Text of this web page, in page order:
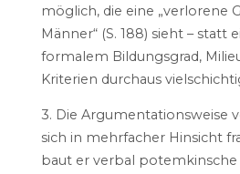
möglich, die eine „verlorene
Männer“ (S. 188) sieht – statt
formalem Bildungsgrad,
Kriterien durchaus
3. Die Argumentationsweise
sich in mehrfacher Hinsicht
baut er verbal potemkinsche